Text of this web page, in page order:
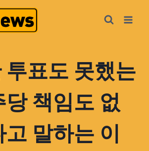
투표도 못했는
당 책임도 없
고 말하는 이